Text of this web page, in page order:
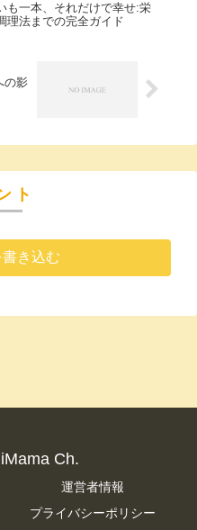
も一本、それだけで幸せ:栄
理法までの完全ガイド
の影
ト
き込む
Ch.
運営者情報
プライバシーポリシー